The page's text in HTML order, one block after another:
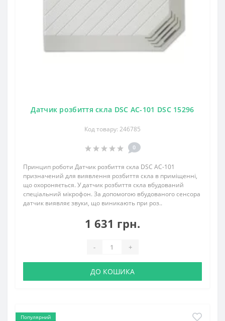
Датчик розбиття скла DSC AC-101 DSC 15296
Код товару: 246785
0
Принцип роботи Датчик розбиття скла DSC AC-101
призначений для виявлення розбиття скла в приміщенні,
що охороняється. У датчик розбиття скла вбудований
спеціальний мікрофон. За допомогою вбудованого сенсора
датчик виявляє звуки, що виникають при роз..
1 631 грн.
- +
ДО КОШИКА
Популярний